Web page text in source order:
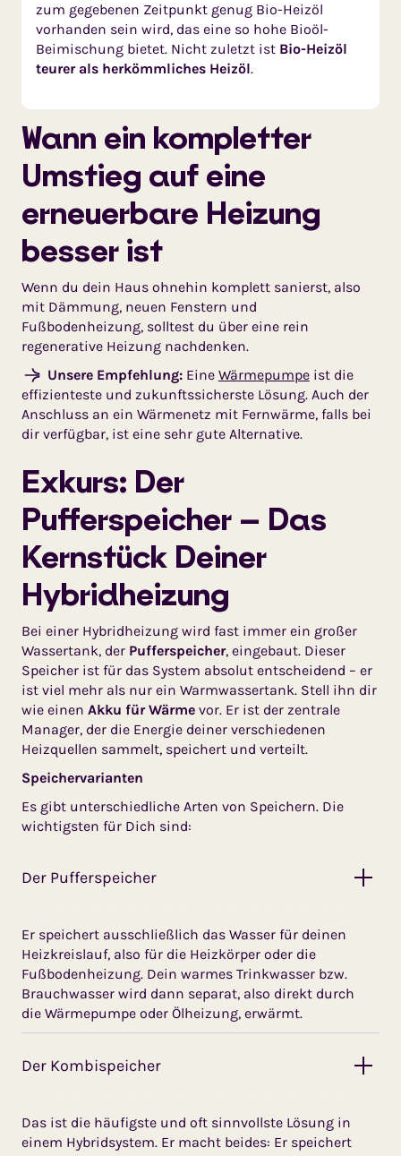
zum gegebenen Zeitpunkt genug Bio-Heizöl
vorhanden sein wird, das eine so hohe Bioöl-
Beimischung bietet. Nicht zuletzt ist Bio-Heizöl
teurer als herkömmliches Heizöl.
Wann ein kompletter
Umstieg auf eine
erneuerbare Heizung
besser ist
Wenn du dein Haus ohnehin komplett sanierst, also
mit Dämmung, neuen Fenstern und
Fußbodenheizung, solltest du über eine rein
regenerative Heizung nachdenken.
Unsere Empfehlung:Eine Wärmepumpeist die
effizienteste und zukunftssicherste Lösung. Auch der
Anschluss an ein Wärmenetz mit Fernwärme, falls bei
dir verfügbar, ist eine sehr gute Alternative.
Exkurs: Der
Pufferspeicher – Das
Kernstück Deiner
Hybridheizung
Bei einer Hybridheizung wird fast immer ein großer
Wassertank, der Pufferspeicher, eingebaut. Dieser
Speicher ist für das System absolut entscheidend – er
ist viel mehr als nur ein Warmwassertank. Stell ihn dir
wie einen Akku für Wärme vor. Er ist der zentrale
Manager, der die Energie deiner verschiedenen
Heizquellen sammelt, speichert und verteilt.
Speichervarianten
Es gibt unterschiedliche Arten von Speichern. Die
wichtigsten für Dich sind:
Der Pufferspeicher
Er speichert ausschließlich das Wasser für deinen
Heizkreislauf, also für die Heizkörper oder die
Fußbodenheizung. Dein warmes Trinkwasser bzw.
Brauchwasser wird dann separat, also direkt durch
die Wärmepumpe oder Ölheizung, erwärmt.
Der Kombispeicher
Das ist die häufigste und oft sinnvollste Lösung in
einem Hybridsystem. Er macht beides: Er speichert